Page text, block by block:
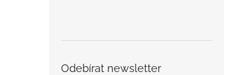
Odebírat newsletter